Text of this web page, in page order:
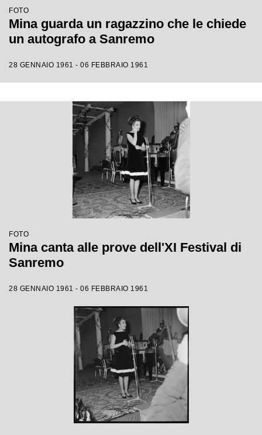
FOTO
Mina guarda un ragazzino che le chiede
un autografo a Sanremo
28 GENNAIO 1961 - 06 FEBBRAIO 1961
FOTO
Mina canta alle prove dell'XI Festival di
Sanremo
28 GENNAIO 1961 - 06 FEBBRAIO 1961